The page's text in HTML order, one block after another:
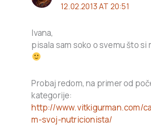
12.02.2013 AT 20:51
Ivana,
pisala sam soko o svemu što si
Probaj redom, na primer od
kategorije:
http://www.vitkigurman.com/
m-svoj-nutricionista/